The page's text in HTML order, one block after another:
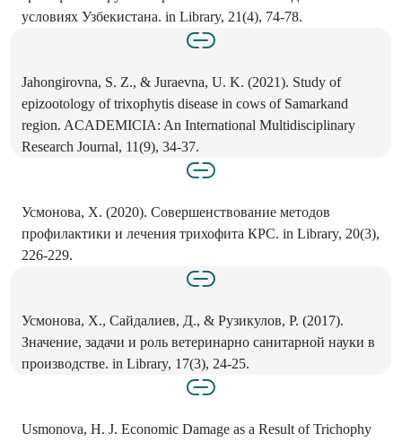
условиях Узбекистана. in Library, 21(4), 74-78.
Jahongirovna, S. Z., & Juraevna, U. K. (2021). Study of
epizootology of trixophytis disease in cows of Samarkand
region. ACADEMICIA: An International Multidisciplinary
Research Journal, 11(9), 34-37.
Усмонова, Х. (2020). Совершенствование методов
профилактики и лечения трихофита КРС. in Library, 20(3),
226-229.
Усмонова, Х., Сайдалиев, Д., & Рузикулов, Р. (2017).
Значение, задачи и роль ветеринарно санитарной науки в
производстве. in Library, 17(3), 24-25.
Usmonova, H. J. Economic Damage as a Result of Trichophy